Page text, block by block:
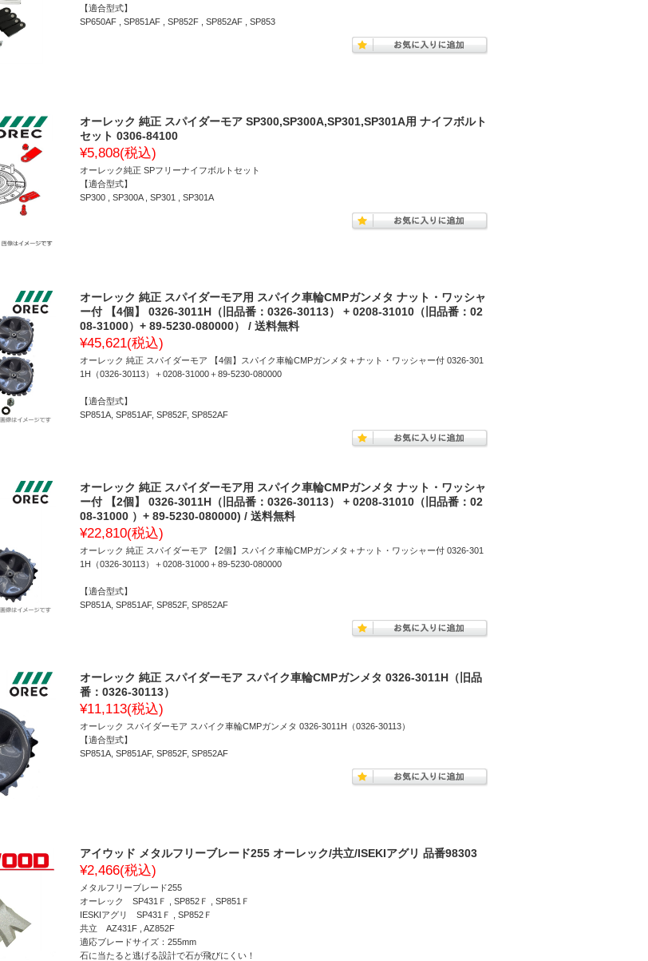
【適合型式】
SP650AF , SP851AF , SP852F , SP852AF , SP853
オーレック 純正 スパイダーモア SP300,SP300A,SP301,SP301A用 ナイフボルト
セット 0306-84100
¥5,808(税込)
オーレック純正 SPフリーナイフボルトセット
【適合型式】
SP300 , SP300A , SP301 , SP301A
オーレック 純正 スパイダーモア用 スパイク車輪CMPガンメタ ナット・ワッシャ
ー付 【4個】 0326-3011H（旧品番：0326-30113） + 0208-31010（旧品番：02
08-31000）+ 89-5230-080000） / 送料無料
¥45,621(税込)
オーレック 純正 スパイダーモア 【4個】スパイク車輪CMPガンメタ＋ナット・ワッシャー付 0326-301
1H（0326-30113）＋0208-31000＋89-5230-080000
【適合型式】
SP851A, SP851AF, SP852F, SP852AF
オーレック 純正 スパイダーモア用 スパイク車輪CMPガンメタ ナット・ワッシャ
ー付 【2個】 0326-3011H（旧品番：0326-30113） + 0208-31010（旧品番：02
08-31000 ）+ 89-5230-080000) / 送料無料
¥22,810(税込)
オーレック 純正 スパイダーモア 【2個】スパイク車輪CMPガンメタ＋ナット・ワッシャー付 0326-301
1H（0326-30113）＋0208-31000＋89-5230-080000
【適合型式】
SP851A, SP851AF, SP852F, SP852AF
オーレック 純正 スパイダーモア スパイク車輪CMPガンメタ 0326-3011H（旧品
番：0326-30113）
¥11,113(税込)
オーレック スパイダーモア スパイク車輪CMPガンメタ 0326-3011H（0326-30113）
【適合型式】
SP851A, SP851AF, SP852F, SP852AF
アイウッド メタルフリーブレード255 オーレック/共立/ISEKIアグリ 品番98303
¥2,466(税込)
メタルフリーブレード255
オーレック SP431Ｆ , SP852Ｆ , SP851Ｆ
IESKIアグリ SP431Ｆ , SP852Ｆ
共立 AZ431F , AZ852F
適応ブレードサイズ：255mm
石に当たると逃げる設計で石が飛びにくい！